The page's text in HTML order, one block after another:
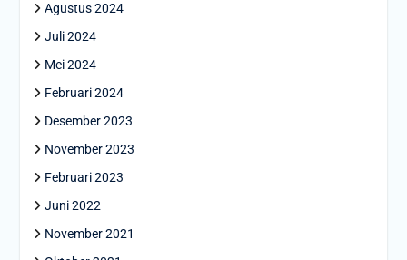
Agustus 2024
Juli 2024
Mei 2024
Februari 2024
Desember 2023
November 2023
Februari 2023
Juni 2022
November 2021